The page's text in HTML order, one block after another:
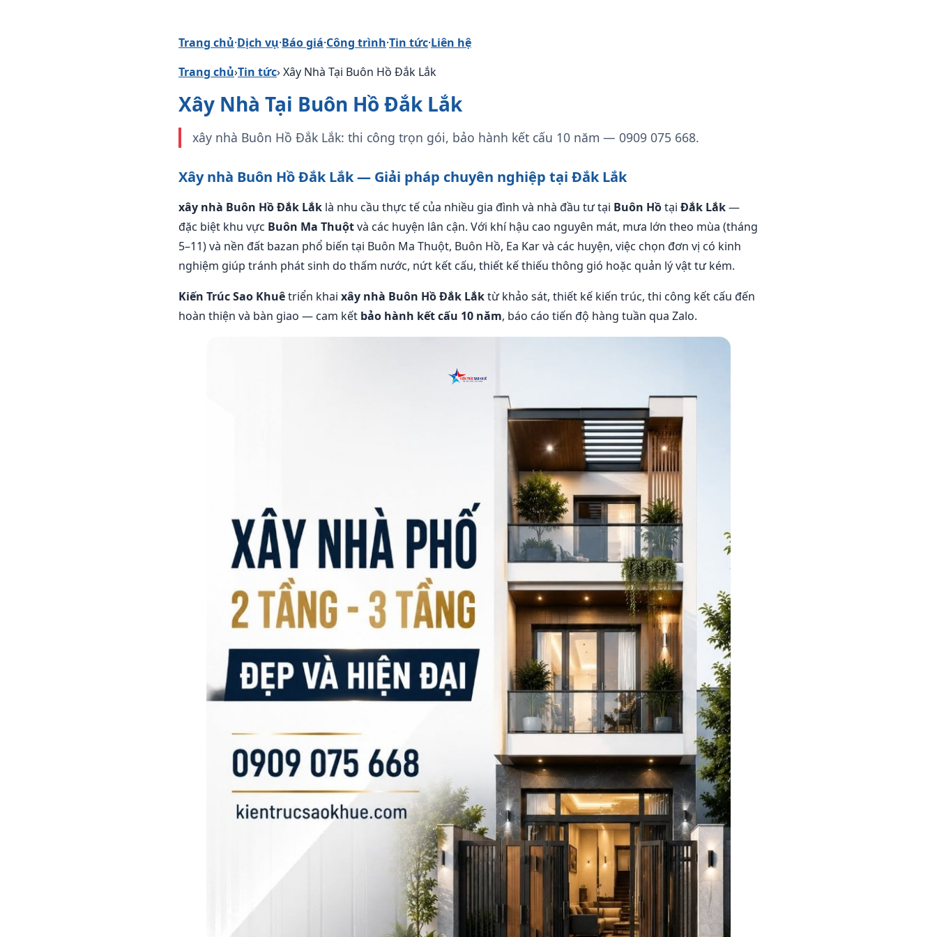
Trang chủ·Dịch vụ·Báo giá·Công trình·Tin tức·Liên hệ
Trang chủ›Tin tức› Xây Nhà Tại Buôn Hồ Đắk Lắk
Xây Nhà Tại Buôn Hồ Đắk Lắk
xây nhà Buôn Hồ Đắk Lắk: thi công trọn gói, bảo hành kết cấu 10 năm — 0909 075 668.
Xây nhà Buôn Hồ Đắk Lắk — Giải pháp chuyên nghiệp tại Đắk Lắk
xây nhà Buôn Hồ Đắk Lắk là nhu cầu thực tế của nhiều gia đình và nhà đầu tư tại Buôn Hồtại Đắk Lắk—
đặc biệt khu vực Buôn Ma Thuộtvà các huyện lân cận. Với khí hậu cao nguyên mát, mưa lớn theo mùa (tháng
5–11) và nền đất bazan phổ biến tại Buôn Ma Thuột, Buôn Hồ, Ea Kar và các huyện, việc chọn đơn vị có kinh
nghiệm giúp tránh phát sinh do thấm nước, nứt kết cấu, thiết kế thiếu thông gió hoặc quản lý vật tư kém.
Kiến Trúc Sao Khuêtriển khai xây nhà Buôn Hồ Đắk Lắktừ khảo sát, thiết kế kiến trúc, thi công kết cấu đến
hoàn thiện và bàn giao — cam kết bảo hành kết cấu 10 năm, báo cáo tiến độ hàng tuần qua Zalo.